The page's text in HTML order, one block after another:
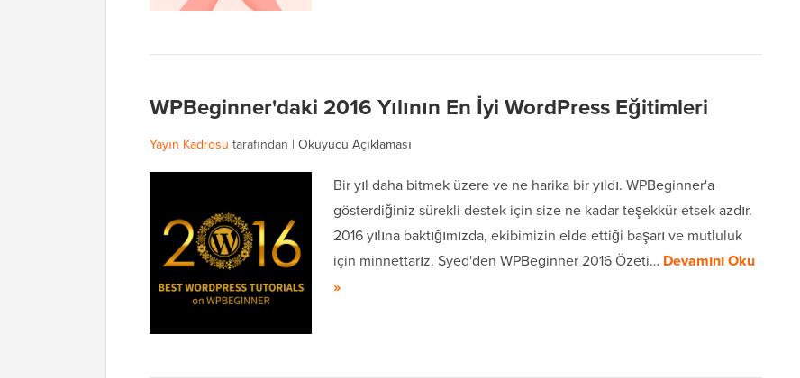
WPBeginner'daki 2016 Yılının En İyi WordPress Eğitimleri
Yayın Kadrosu tarafından | Okuyucu Açıklaması
Bir yıl daha bitmek üzere ve ne harika bir yıldı. WPBeginner'a
gösterdiğiniz sürekli destek için size ne kadar teşekkür etsek azdır.
2016 yılına baktığımızda, ekibimizin elde ettiği başarı ve mutluluk
için minnettarız. Syed'den WPBeginner 2016 Özeti… Devamını Oku
»